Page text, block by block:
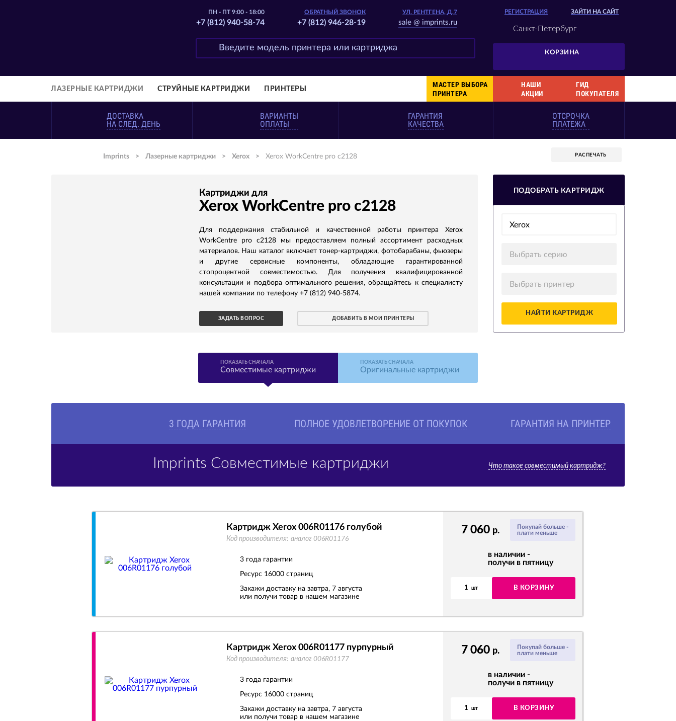
КОРЗИНА
РЕГИСТРАЦИЯ ЗАЙТИ НА САЙТ
Санкт-Петербург
ПН - ПТ 9:00 - 18:00
+7 (812) 940-58-74
ОБРАТНЫЙ ЗВОНОК
+7 (812) 946-28-19
УЛ. РЕНТГЕНА, Д.7
sale @ imprints.ru
НАШИ
АКЦИИ
ГИД
ПОКУПАТЕЛЯ
МАСТЕР ВЫБОРА
ПРИНТЕРА
ЛАЗЕРНЫЕ КАРТРИДЖИ СТРУЙНЫЕ КАРТРИДЖИ ПРИНТЕРЫ
ДОСТАВКА
НА СЛЕД. ДЕНЬ
ВАРИАНТЫ
ОПЛАТЫ
ГАРАНТИЯ
КАЧЕСТВА
ОТСРОЧКА
ПЛАТЕЖА
Imprints > Лазерные картриджи > Xerox > Xerox WorkCentre pro c2128
Картриджи для
Xerox WorkCentre pro c2128
Для поддержания стабильной и качественной работы принтера Xerox
WorkCentre pro c2128 мы предоставляем полный ассортимент расходных
материалов. Наш каталог включает тонер-картриджи, фотобарабаны, фьюзеры
и другие сервисные компоненты, обладающие гарантированной
стопроцентной совместимостью. Для получения квалифицированной
консультации и подбора оптимального решения, обращайтесь к специалисту
нашей компании по телефону +7 (812) 940-5874.
ЗАДАТЬ ВОПРОС ДОБАВИТЬ В МОИ ПРИНТЕРЫ
РАСПЕЧАТЬ
ПОДОБРАТЬ КАРТРИДЖ
Xerox
Выбрать серию
Выбрать принтер
НАЙТИ КАРТРИДЖ
ПОКАЗАТЬ СНАЧАЛА
Совместимые картриджи
ПОКАЗАТЬ СНАЧАЛА
Оригинальные картриджи
3 ГОДА ГАРАНТИЯ ПОЛНОЕ УДОВЛЕТВОРЕНИЕ ОТ ПОКУПОК ГАРАНТИЯ НА ПРИНТЕР
Что такое совместимый картридж?
Imprints Совместимые картриджи
Покупай больше -
плати меньше
7 060 р.
в наличии -
получи в пятницу
1 шт В КОРЗИНУ
Картридж Xerox 006R01176 голубой
Код производителя: аналог 006R01176
3 года гарантии
Ресурс 16000 страниц
Закажи доставку на завтра, 7 августа
или получи товар в нашем магазине
Покупай больше -
плати меньше
7 060 р.
в наличии -
получи в пятницу
1 шт В КОРЗИНУ
Картридж Xerox 006R01177 пурпурный
Код производителя: аналог 006R01177
3 года гарантии
Ресурс 16000 страниц
Закажи доставку на завтра, 7 августа
или получи товар в нашем магазине